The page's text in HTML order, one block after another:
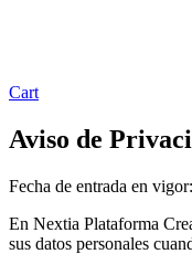
Cart
Aviso de
Fecha de entrada en
En Nextia Plataforma
sus datos personales